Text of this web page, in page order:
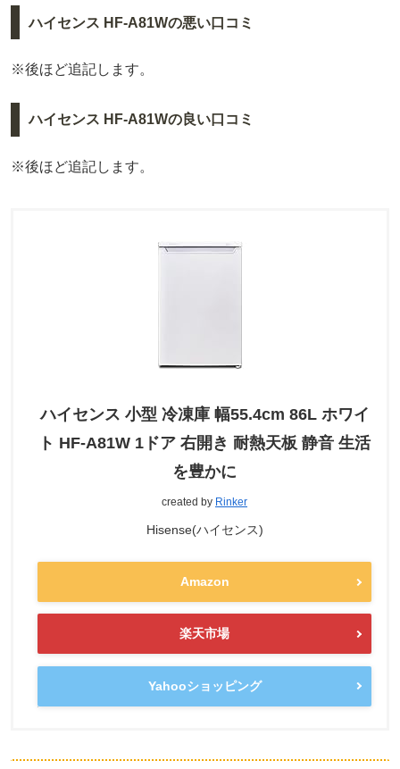
ハイセンス HF-A81Wの悪い口コミ
※後ほど追記します。
ハイセンス HF-A81Wの良い口コミ
※後ほど追記します。
ハイセンス 小型 冷凍庫 幅55.4cm 86L ホワイ
ト HF-A81W 1ドア 右開き 耐熱天板 静音 生活
を豊かに
created by Rinker
Hisense(ハイセンス)
Amazon
楽天市場
Yahooショッピング